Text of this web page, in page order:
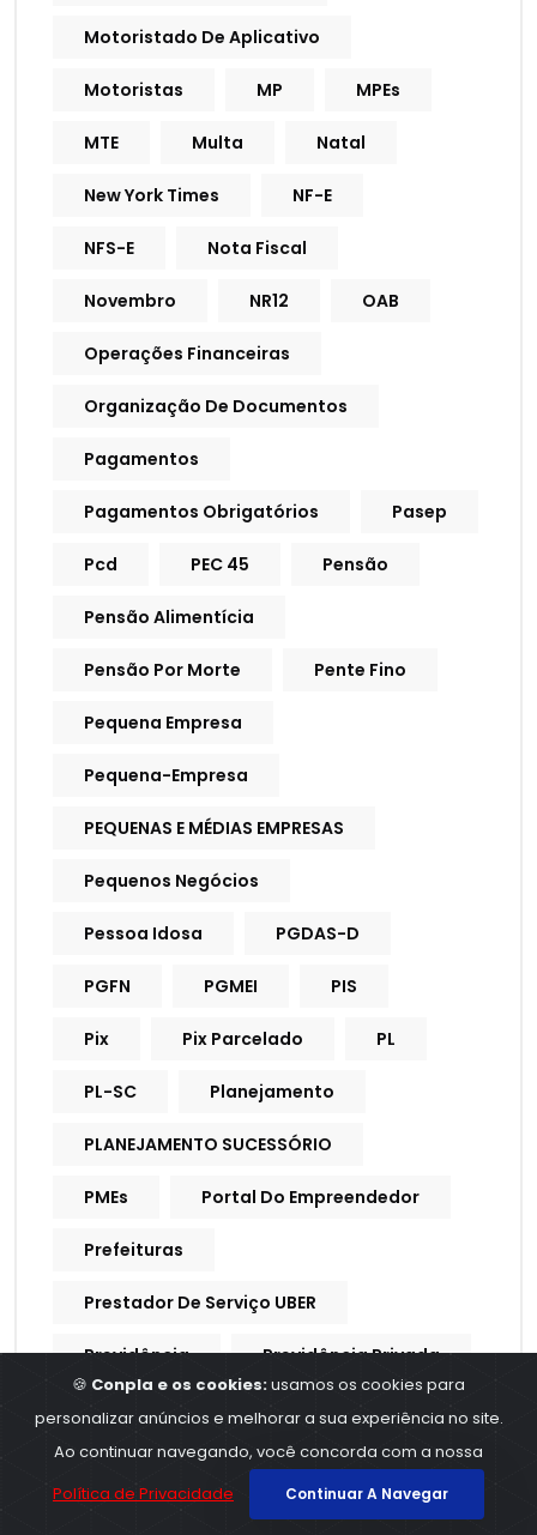
Motoristado De Aplicativo
Motoristas MP MPEs
MTE Multa Natal
New York Times NF-E
NFS-E Nota Fiscal
Novembro NR12 OAB
Operações Financeiras
Organização De Documentos
Pagamentos
Pagamentos Obrigatórios Pasep
Pcd PEC 45 Pensão
Pensão Alimentícia
Pensão Por Morte Pente Fino
Pequena Empresa
Pequena-Empresa
PEQUENAS E MÉDIAS EMPRESAS
Pequenos Negócios
Pessoa Idosa PGDAS-D
PGFN PGMEI PIS
Pix Pix Parcelado PL
PL-SC Planejamento
PLANEJAMENTO SUCESSÓRIO
PMEs Portal Do Empreendedor
Prefeituras
Prestador De Serviço UBER
Previdência Previdência Privada
Previdência Social Previdencia
Previdencia Social
Processo Trabalhista
🍪 Conpla e os cookies:usamos os cookies para
personalizar anúncios e melhorar a sua experiência no site.
Ao continuar navegando, você concorda com a nossa
Política de Privacidade
Continuar A Navegar